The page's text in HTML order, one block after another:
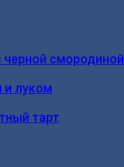
смородиной
и луком
тарт